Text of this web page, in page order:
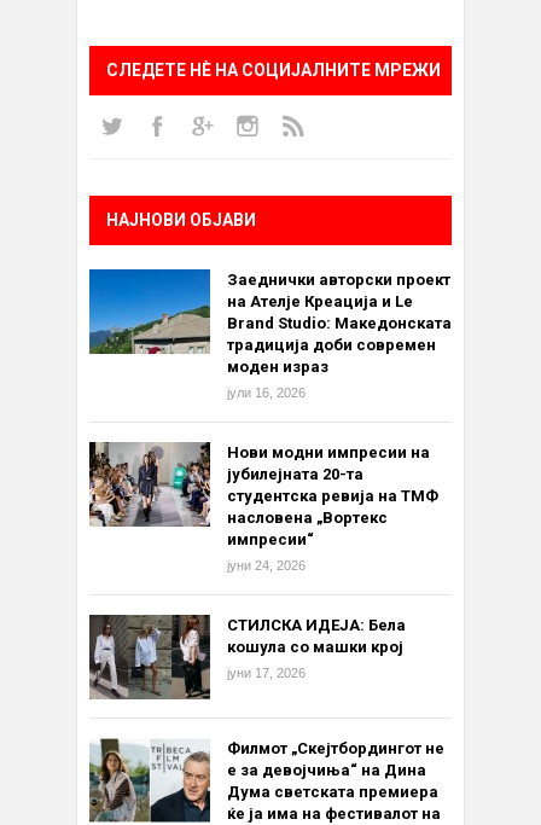
СЛЕДЕТЕ НÈ НА СОЦИЈАЛНИТЕ МРЕЖИ
НАЈНОВИ ОБЈАВИ
Заеднички авторски проект
на Ателје Креација и Le
Brand Studio: Македонската
традиција доби современ
моден израз
јули 16, 2026
Нови модни импресии на
јубилејната 20-та
студентска ревија на ТМФ
насловена „Вортекс
импресии“
јуни 24, 2026
СТИЛСКА ИДЕЈА: Бела
кошула со машки крој
јуни 17, 2026
Филмот „Скејтбордингот не
е за девојчиња“ на Дина
Дума светската премиера
ќе ја има на фестивалот на